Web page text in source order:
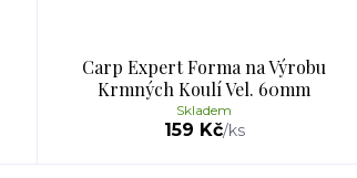
Carp Expert Forma na Výrobu
Krmných Koulí Vel. 60mm
159 Kč/ks
Skladem